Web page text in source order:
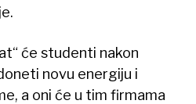
će studenti nakon
novu energiju i
a oni će u tim firmama